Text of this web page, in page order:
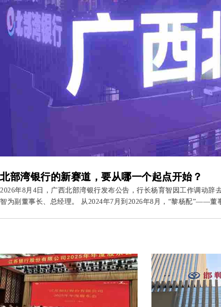
北部湾银行的新赛道，要从哪一个起点开始？
2026年8月4日，广西北部湾银行发布公告，行长杨育智因工作调动
智为副董事长、总经理。 从2024年7月到2026年8月，“黎杨配”——董事长黎栋国与行长杨育智的组合，在搭档整整两年后画上了一个